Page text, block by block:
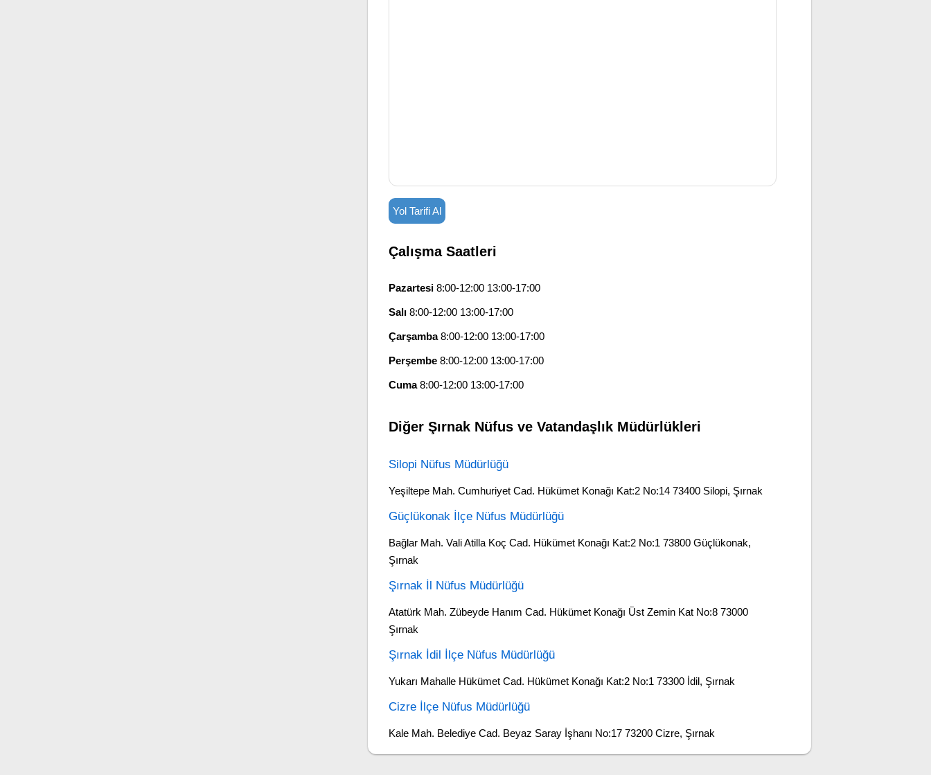
Yol Tarifi Al
Çalışma Saatleri
Pazartesi8:00-12:00 13:00-17:00
Salı8:00-12:00 13:00-17:00
Çarşamba8:00-12:00 13:00-17:00
Perşembe8:00-12:00 13:00-17:00
Cuma8:00-12:00 13:00-17:00
Diğer Şırnak Nüfus ve Vatandaşlık Müdürlükleri
Silopi Nüfus Müdürlüğü
Yeşiltepe Mah. Cumhuriyet Cad. Hükümet Konağı Kat:2 No:14 73400 Silopi, Şırnak
Güçlükonak İlçe Nüfus Müdürlüğü
Bağlar Mah. Vali Atilla Koç Cad. Hükümet Konağı Kat:2 No:1 73800 Güçlükonak,
Şırnak
Şırnak İl Nüfus Müdürlüğü
Atatürk Mah. Zübeyde Hanım Cad. Hükümet Konağı Üst Zemin Kat No:8 73000
Şırnak
Şırnak İdil İlçe Nüfus Müdürlüğü
Yukarı Mahalle Hükümet Cad. Hükümet Konağı Kat:2 No:1 73300 İdil, Şırnak
Cizre İlçe Nüfus Müdürlüğü
Kale Mah. Belediye Cad. Beyaz Saray İşhanı No:17 73200 Cizre, Şırnak